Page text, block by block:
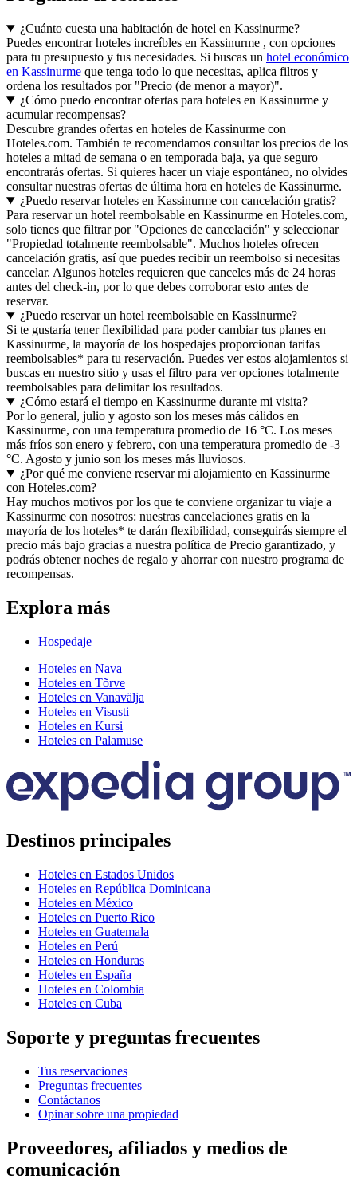
¿Cuánto cuesta una habitación de hotel en Kassinurme?
Puedes encontrar hoteles increíbles en Kassinurme , con opciones
para tu presupuesto y tus necesidades. Si buscas un hotel económico
en Kassinurme que tenga todo lo que necesitas, aplica filtros y
ordena los resultados por "Precio (de menor a mayor)".
¿Cómo puedo encontrar ofertas para hoteles en Kassinurme y
acumular recompensas?
Descubre grandes ofertas en hoteles de Kassinurme con
Hoteles.com. También te recomendamos consultar los precios de los
hoteles a mitad de semana o en temporada baja, ya que seguro
encontrarás ofertas. Si quieres hacer un viaje espontáneo, no olvides
consultar nuestras ofertas de última hora en hoteles de Kassinurme.
¿Puedo reservar hoteles en Kassinurme con cancelación gratis?
Para reservar un hotel reembolsable en Kassinurme en Hoteles.com,
solo tienes que filtrar por "Opciones de cancelación" y seleccionar
"Propiedad totalmente reembolsable". Muchos hoteles ofrecen
cancelación gratis, así que puedes recibir un reembolso si necesitas
cancelar. Algunos hoteles requieren que canceles más de 24 horas
antes del check-in, por lo que debes corroborar esto antes de
reservar.
¿Puedo reservar un hotel reembolsable en Kassinurme?
Si te gustaría tener flexibilidad para poder cambiar tus planes en
Kassinurme, la mayoría de los hospedajes proporcionan tarifas
reembolsables* para tu reservación. Puedes ver estos alojamientos si
buscas en nuestro sitio y usas el filtro para ver opciones totalmente
reembolsables para delimitar los resultados.
¿Cómo estará el tiempo en Kassinurme durante mi visita?
Por lo general, julio y agosto son los meses más cálidos en
Kassinurme, con una temperatura promedio de 16 °C. Los meses
más fríos son enero y febrero, con una temperatura promedio de -3
°C. Agosto y junio son los meses más lluviosos.
¿Por qué me conviene reservar mi alojamiento en Kassinurme
con Hoteles.com?
Hay muchos motivos por los que te conviene organizar tu viaje a
Kassinurme con nosotros: nuestras cancelaciones gratis en la
mayoría de los hoteles* te darán flexibilidad, conseguirás siempre el
precio más bajo gracias a nuestra política de Precio garantizado, y
podrás obtener noches de regalo y ahorrar con nuestro programa de
recompensas.
Explora más
Hospedaje
Hoteles en Nava
Hoteles en Tõrve
Hoteles en Vanavälja
Hoteles en Visusti
Hoteles en Kursi
Hoteles en Palamuse
Destinos principales
Hoteles en Estados Unidos
Hoteles en República Dominicana
Hoteles en México
Hoteles en Puerto Rico
Hoteles en Guatemala
Hoteles en Perú
Hoteles en Honduras
Hoteles en España
Hoteles en Colombia
Hoteles en Cuba
Soporte y preguntas frecuentes
Tus reservaciones
Preguntas frecuentes
Contáctanos
Opinar sobre una propiedad
Proveedores, afiliados y medios de
comunicación